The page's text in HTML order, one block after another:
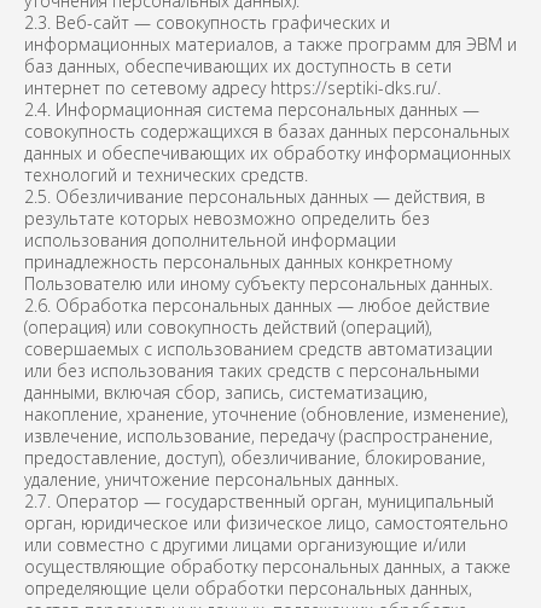
2.3. Веб-сайт — совокупность графических и
информационных материалов, а также программ для ЭВМ и
баз данных, обеспечивающих их доступность в сети
интернет по сетевому адресу https://septiki-dks.ru/.
2.4. Информационная система персональных данных —
совокупность содержащихся в базах данных персональных
данных и обеспечивающих их обработку информационных
технологий и технических средств.
2.5. Обезличивание персональных данных — действия, в
результате которых невозможно определить без
использования дополнительной информации
принадлежность персональных данных конкретному
Пользователю или иному субъекту персональных данных.
2.6. Обработка персональных данных — любое действие
(операция) или совокупность действий (операций),
совершаемых с использованием средств автоматизации
или без использования таких средств с персональными
данными, включая сбор, запись, систематизацию,
накопление, хранение, уточнение (обновление, изменение),
извлечение, использование, передачу (распространение,
предоставление, доступ), обезличивание, блокирование,
удаление, уничтожение персональных данных.
2.7. Оператор — государственный орган, муниципальный
орган, юридическое или физическое лицо, самостоятельно
или совместно с другими лицами организующие и/или
осуществляющие обработку персональных данных, а также
определяющие цели обработки персональных данных,